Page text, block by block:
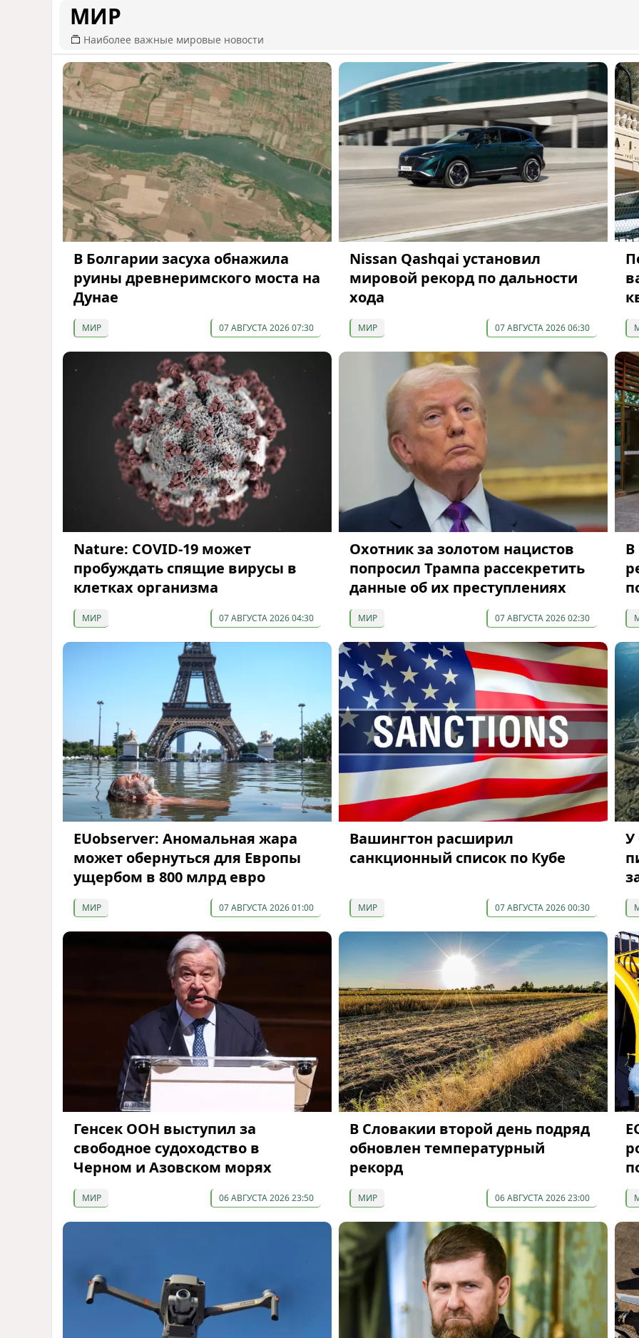
МИР
Наиболее важные мировые новости
В Болгарии засуха обнажила
руины древнеримского моста на
Дунае
МИР 07 АВГУСТА 2026 07:30
Nissan Qashqai установил
мировой рекорд по дальности
хода
МИР 07 АВГУСТА 2026 06:30
Nature: COVID-19 может
пробуждать спящие вирусы в
клетках организма
МИР 07 АВГУСТА 2026 04:30
Охотник за золотом нацистов
попросил Трампа рассекретить
данные об их преступлениях
МИР 07 АВГУСТА 2026 02:30
В
EUobserver: Аномальная жара
может обернуться для Европы
ущербом в 800 млрд евро
МИР 07 АВГУСТА 2026 01:00
Вашингтон расширил
санкционный список по Кубе
МИР 07 АВГУСТА 2026 00:30
У
Генсек ООН выступил за
свободное судоходство в
Черном и Азовском морях
МИР 06 АВГУСТА 2026 23:50
В Словакии второй день подряд
обновлен температурный
рекорд
МИР 06 АВГУСТА 2026 23:00